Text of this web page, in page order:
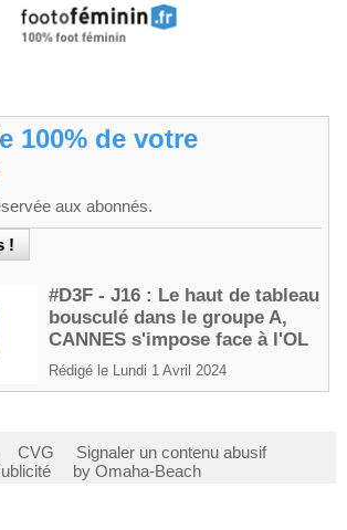
100% de votre
aux abonnés.
#D3F - J16 : Le haut de tableau
bousculé dans le groupe A,
CANNES s'impose face à l'OL
Rédigé le Lundi 1 Avril 2024
CVG
Signaler un contenu abusif
by Omaha-Beach